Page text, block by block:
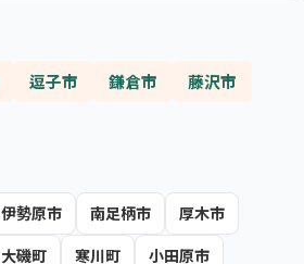
逗子市 鎌倉市 藤沢市
伊勢原市 南足柄市
厚木市
大磯町 寒川町
小田原市